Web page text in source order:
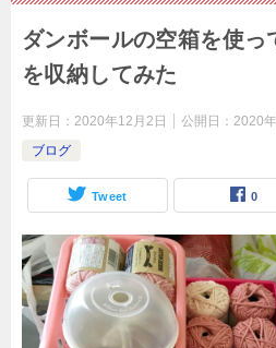
ダンボールの空箱を使
を収納してみた
更新日： 2020年12月2日 公開日： 2020
ブログ
Tweet 0